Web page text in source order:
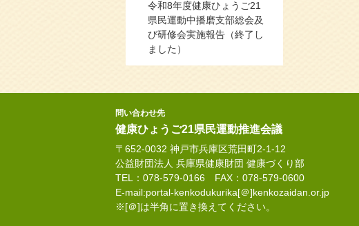
令和8年度健康ひょうご21
県民運動中播磨支部総会及
び研修会実施報告（終了し
ました）
問い合わせ先
健康ひょうご21県民運動推進会議
〒652-0032 神戸市兵庫区荒田町2-1-12
公益財団法人 兵庫県健康財団 健康づくり部
TEL：078-579-0166 FAX：078-579-0600
E-mail:portal-kenkodukurika[＠]kenkozaidan.or.jp
※[＠]は半角に置き換えてください。